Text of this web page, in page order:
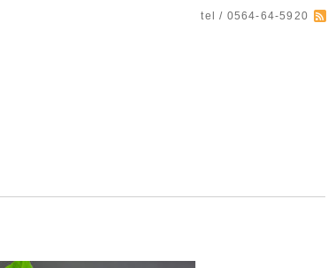
tel / 0564-64-5920